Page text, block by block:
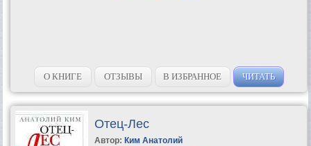
О КНИГЕ ОТЗЫВЫ В ИЗБРАННОЕ ЧИТАТЬ
Отец-Лес
Автор: Ким Анатолий